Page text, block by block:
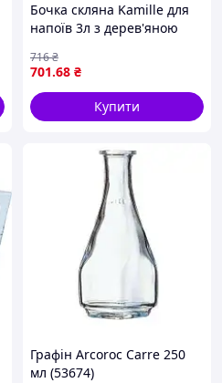
Бочка скляна Kamille для
напоїв 3л з дерев'яною
701.68 ₴
716₴
Купити
Графін Arcoroc Carre 250
мл (53674)